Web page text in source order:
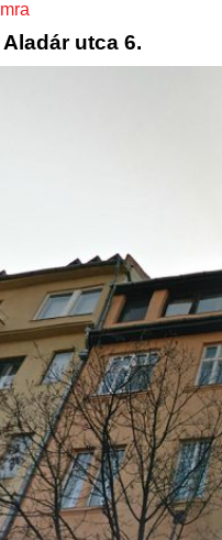
utca 6.